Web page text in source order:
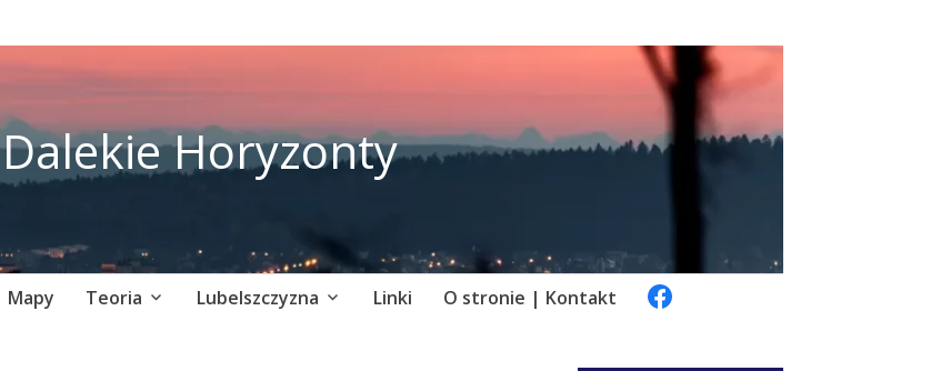
Dalekie Horyzonty
Mapy Teoria Lubelszczyzna Linki O stronie | Kontakt